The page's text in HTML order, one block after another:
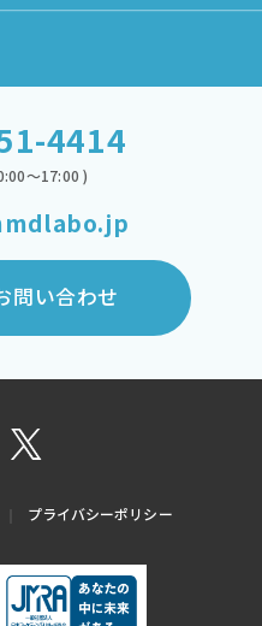
4414
～17:00 )
問い合わせ
プライバシーポリシー